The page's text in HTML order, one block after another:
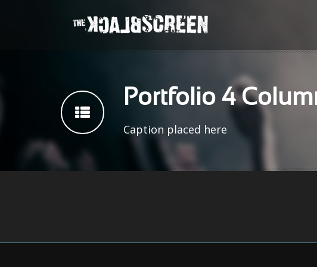
Portfolio 4
Caption placed here